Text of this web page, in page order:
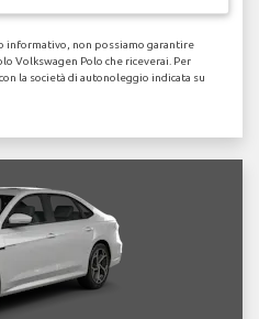
informativo, non possiamo garantire
Volkswagen Polo che riceverai. Per
la società di autonoleggio indicata su